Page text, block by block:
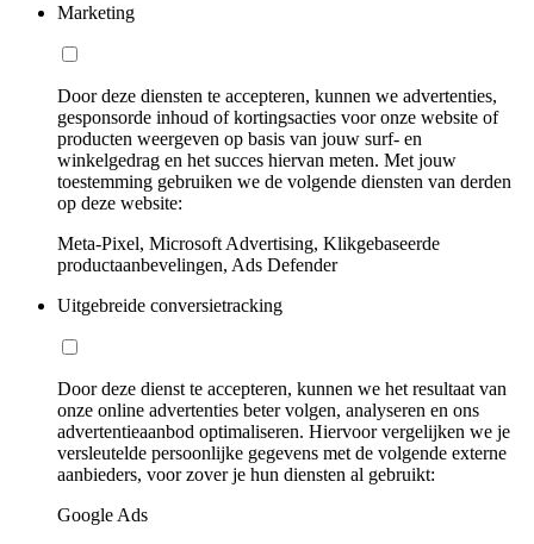
Marketing
Door deze diensten te accepteren, kunnen we advertenties,
gesponsorde inhoud of kortingsacties voor onze website of
producten weergeven op basis van jouw surf- en
winkelgedrag en het succes hiervan meten. Met jouw
toestemming gebruiken we de volgende diensten van derden
op deze website:
Meta-Pixel, Microsoft Advertising, Klikgebaseerde
productaanbevelingen, Ads Defender
Uitgebreide conversietracking
Door deze dienst te accepteren, kunnen we het resultaat van
onze online advertenties beter volgen, analyseren en ons
advertentieaanbod optimaliseren. Hiervoor vergelijken we je
versleutelde persoonlijke gegevens met de volgende externe
aanbieders, voor zover je hun diensten al gebruikt:
Google Ads